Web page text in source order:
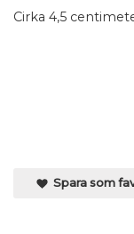
Cirka 4,5
Spara som